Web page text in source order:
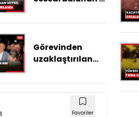
son yolculuğuna
Görevinden
uzaklaştırılan
Belediye Başkanı
Favoriler